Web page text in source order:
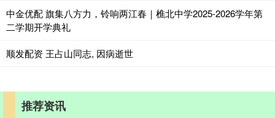
中金优配 旗集八方力，铃响两江春｜樵北中学2025-2026学年第
二学期开学典礼
顺发配资 王占山同志, 因病逝世
推荐资讯